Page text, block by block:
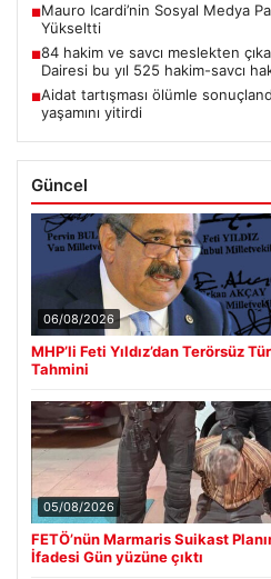
■Mauro Icardi’nin Sosyal Medya
Yükseltti
■84 hakim ve savcı meslekten
Dairesi bu yıl 525 hakim-savcı
■Aidat tartışması ölümle
yaşamını yitirdi
Güncel
06/08/2026
MHP’li Feti Yıldız’dan Terörsüz
Tahmini
05/08/2026
FETÖ’nün Marmaris Suikast
İfadesi Gün yüzüne çıktı